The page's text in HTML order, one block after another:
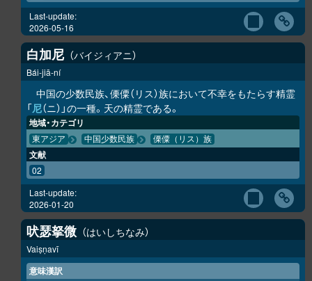
Last-update:
2026-05-16
白加尼 バイジィアニ
Bái-jiā-ní
中国の少数民族、傈僳（リス）族において不幸をもたらす精霊
「尼（ニ）」の一種。天の精霊である。
地域・カテゴリ
東アジア 中国少数民族 傈僳（リス）族
文献
02
Last-update:
2026-01-20
吠瑟拏微 はいしちなみ
Vaiṣṇavī
意味漢訳